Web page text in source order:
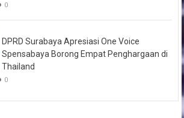
0
DPRD Surabaya Apresiasi One Voice
Spensabaya Borong Empat Penghargaan di
Thailand
0